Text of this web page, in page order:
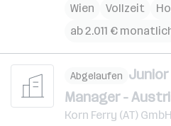
Wien
Vollzeit
ab 2.011 €
Abgelaufen
Manager -
Korn Ferry (AT) GmbH